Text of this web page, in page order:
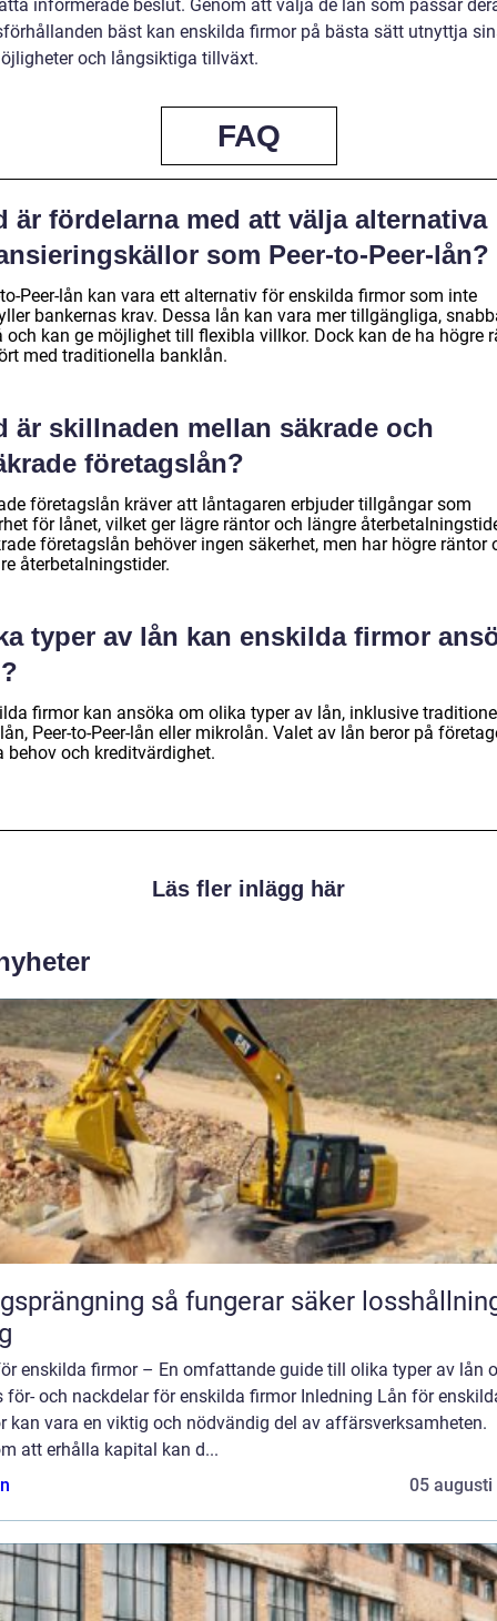
informerade beslut. Genom att välja de lån som passar
bäst kan enskilda firmor på bästa sätt utnyttja
och långsiktiga tillväxt.
FAQ
är fördelarna med att välja alternativa
som Peer-to-Peer-lån?
Peer-lån kan vara ett alternativ för enskilda firmor som inte
bankernas krav. Dessa lån kan vara mer tillgängliga,
och kan ge möjlighet till flexibla villkor. Dock kan de ha högre
med traditionella banklån.
är skillnaden mellan säkrade och
företagslån?
företagslån kräver att låntagaren erbjuder tillgångar som
för lånet, vilket ger lägre räntor och längre
företagslån behöver ingen säkerhet, men har högre räntor
återbetalningstider.
typer av lån kan enskilda firmor
firmor kan ansöka om olika typer av lån, inklusive
Peer-to-Peer-lån eller mikrolån. Valet av lån beror på
behov och kreditvärdighet.
Läs fler inlägg här
så fungerar säker losshållning av
enskilda firmor – En omfattande guide till olika typer av lån
för- och nackdelar för enskilda firmor Inledning Lån för
kan vara en viktig och nödvändig del av affärsverksamheten.
att erhålla kapital kan d...
05 augusti